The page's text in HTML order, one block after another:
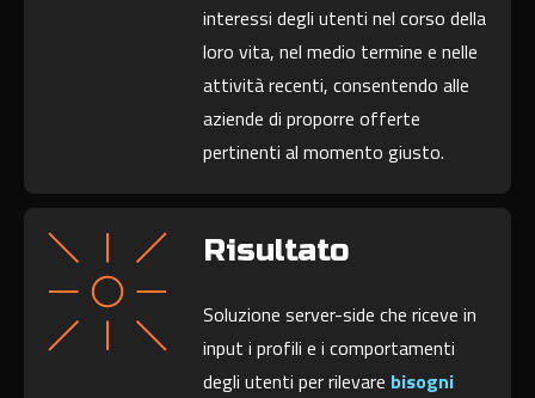
interessi degli utenti nel corso della
loro vita, nel medio termine e nelle
attività recenti, consentendo alle
aziende di proporre offerte
pertinenti al momento giusto.
Risultato
Soluzione server-side che riceve in
input i profili e i comportamenti
degli utenti per rilevare bisogni